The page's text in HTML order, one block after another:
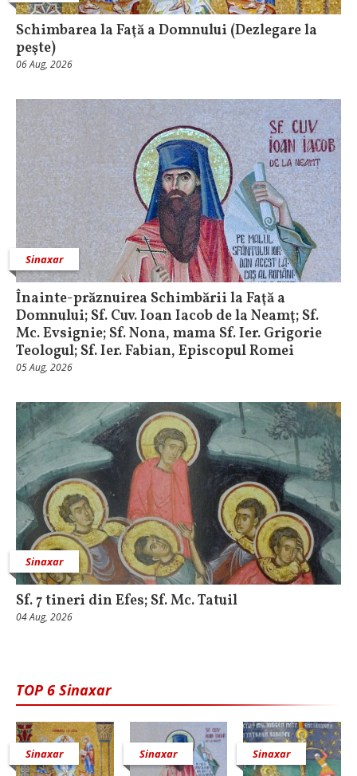
Schimbarea la Faţă a Domnului (Dezlegare la
peşte)
06 Aug, 2026
Sinaxar
Înainte-prăznuirea Schimbării la Faţă a
Domnului; Sf. Cuv. Ioan Iacob de la Neamţ; Sf.
Mc. Evsignie; Sf. Nona, mama Sf. Ier. Grigorie
Teologul; Sf. Ier. Fabian, Episcopul Romei
05 Aug, 2026
Sinaxar
Sf. 7 tineri din Efes; Sf. Mc. Tatuil
04 Aug, 2026
TOP 6 Sinaxar
Sinaxar Sinaxar Sinaxar